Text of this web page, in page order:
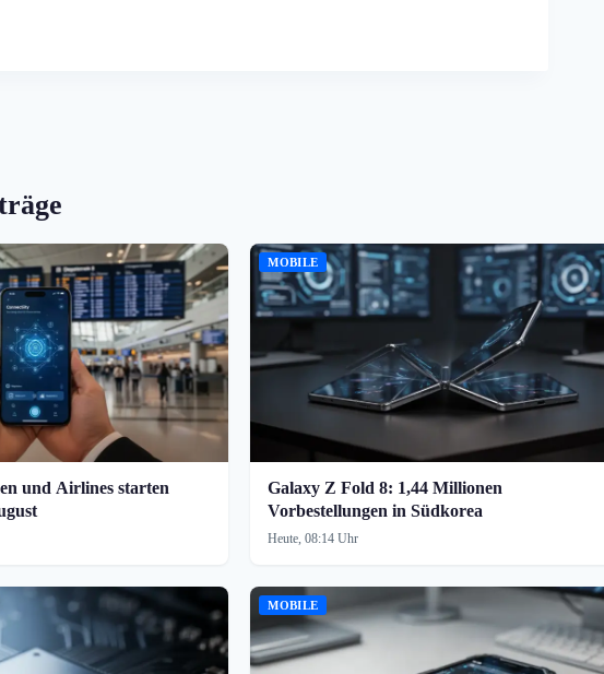
und Airlines starten
MOBILE
Galaxy Z Fold 8: 1,44 Millionen
Vorbestellungen in Südkorea
Heute, 08:14 Uhr
MOBILE